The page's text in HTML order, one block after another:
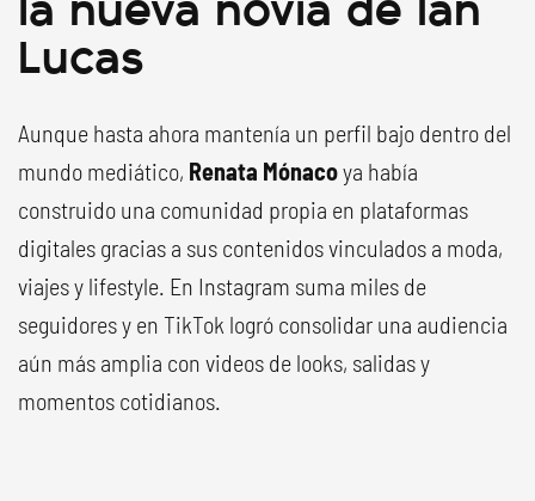
Lucas
Aunque hasta ahora mantenía un perfil bajo dentro del
mundo mediático, Renata Mónacoya había
construido una comunidad propia en plataformas
digitales gracias a sus contenidos vinculados a moda,
viajes y lifestyle. En Instagram suma miles de
seguidores y en TikTok logró consolidar una audiencia
aún más amplia con videos de looks, salidas y
momentos cotidianos.